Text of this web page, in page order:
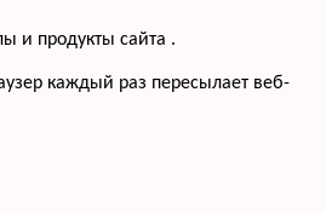
и продукты сайта .
каждый раз пересылает веб-